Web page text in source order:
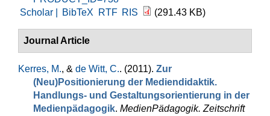
Scholar |
BibTeX RTF RIS (291.43 KB)
Journal Article
Kerres, M., & de Witt, C.. (2011). Zur
(Neu)Positionierung der Mediendidaktik.
Handlungs- und Gestaltungsorientierung in der
Medienpädagogik. MedienPädagogik. Zeitschrift